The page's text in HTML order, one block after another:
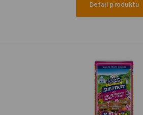
Detail produktu